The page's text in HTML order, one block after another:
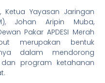
Yayasan Jaringan
Johan Aripin Muba,
Pakar APDESI Merah
merupakan bentuk
dalam mendorong
program ketahanan